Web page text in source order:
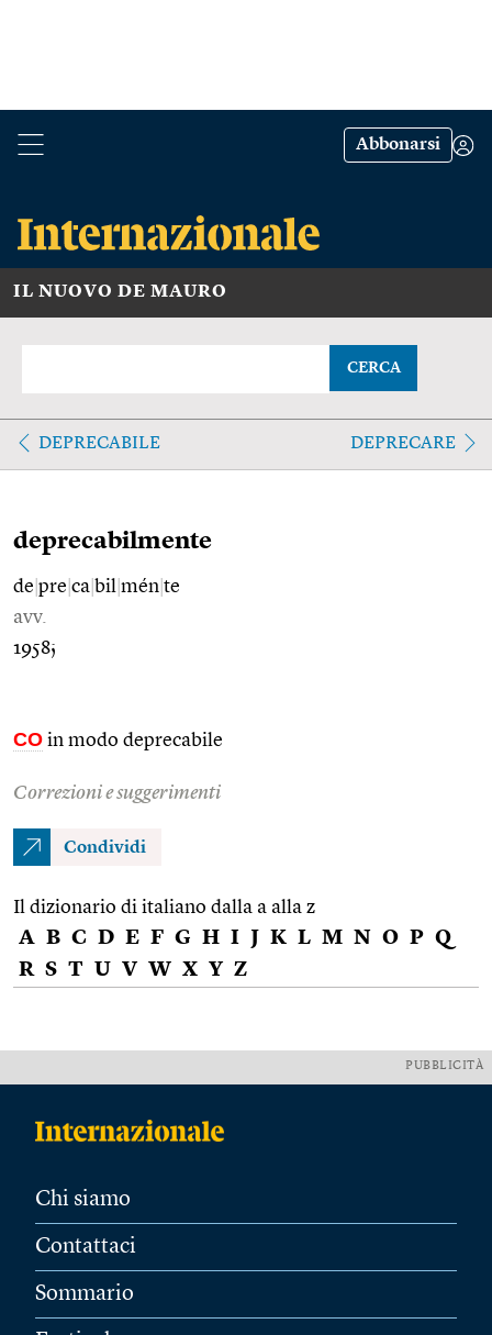
Abbonarsi
IL NUOVO DE MAURO
CERCA
DEPRECABILE DEPRECARE
deprecabilmente
de pre ca bil mén te
avv.
1958;
CO in modo deprecabile
Correzioni e suggerimenti
Condividi
Il dizionario di italiano dalla a alla z
A B C D E F G H I J K L M N O P Q
R S T U V W X Y Z
PUBBLICITÀ
Chi siamo
Contattaci
Sommario